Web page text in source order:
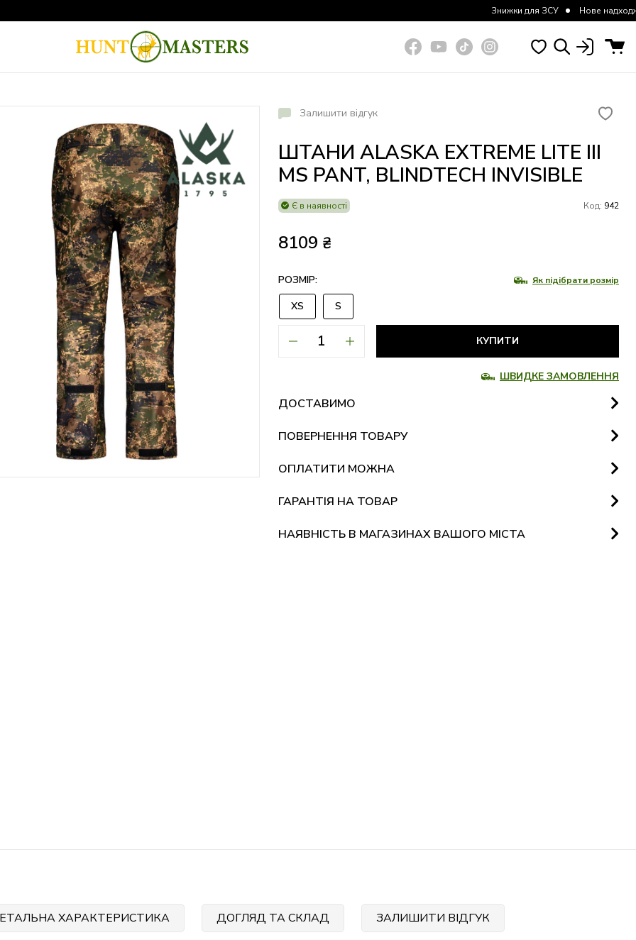
Нове надходження курток та
Залишити відгук
ШТАНИ ALASKA EXTREME LITE III
MS PANT, BLINDTECH INVISIBLE
Є в наявності Код: 942
8109 ₴
РОЗМІР: Як підібрати розмір
XS S
КУПИТИ
ШВИДКЕ ЗАМОВЛЕННЯ
ДОСТАВИМО
ПОВЕРНЕННЯ ТОВАРУ
ОПЛАТИТИ МОЖНА
ГАРАНТІЯ НА ТОВАР
НАЯВНІСТЬ В МАГАЗИНАХ ВАШОГО МІСТА
ХАРАКТЕРИСТИКА ДОГЛЯД ТА СКЛАД ЗАЛИШИТИ ВІДГУК